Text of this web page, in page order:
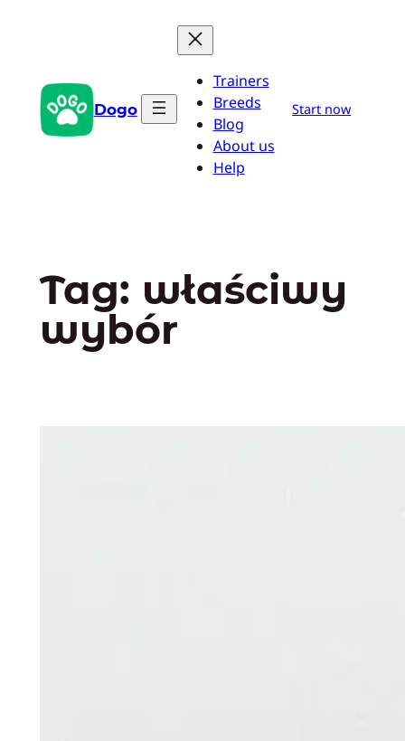
Dogo
Trainers
Breeds
Blog
About us
Help
Start now
Tag: właściwy
wybór